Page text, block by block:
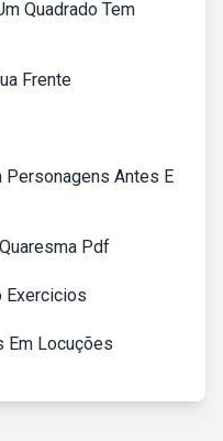
Quadrado Tem
Frente
Personagens Antes E
Pdf
Exercicios
Em Locuções